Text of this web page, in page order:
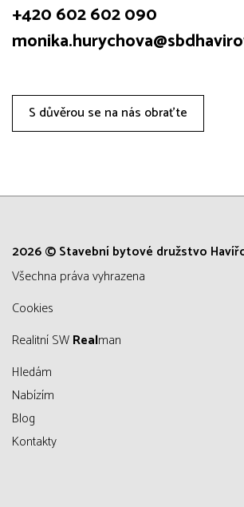
+420 602 602 090
S důvěrou se na nás obraťte
2026 © Stavební bytové družstvo
všechna práva vyhrazena
Cookies
Realitní SWRealman
Hledám
Nabízím
Blog
Kontakty